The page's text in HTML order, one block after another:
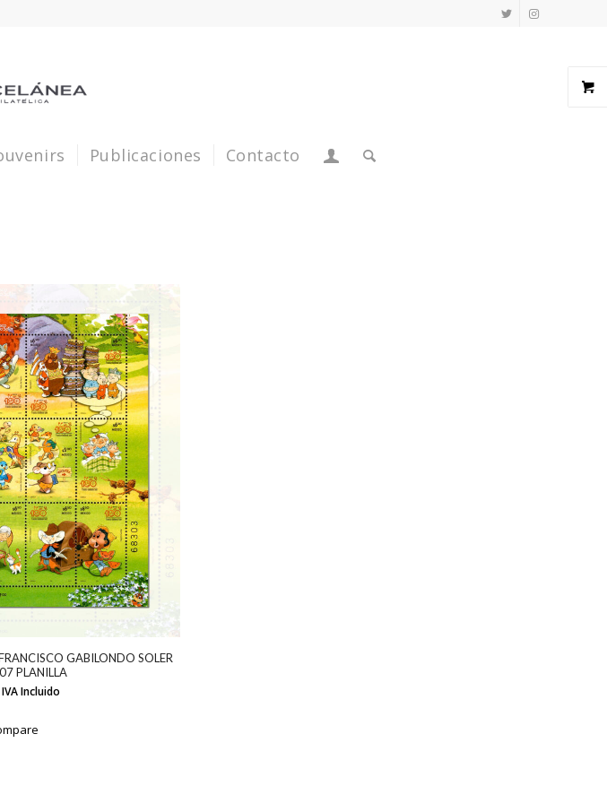
Publicaciones Contacto
GABILONDO SOLER
PLANILLA
IVA Incluido